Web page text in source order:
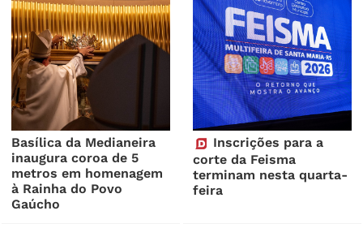
Basílica da Medianeira
inaugura coroa de 5
metros em homenagem
à Rainha do Povo
Gaúcho
Inscrições para a
corte da Feisma
terminam nesta quarta-
feira